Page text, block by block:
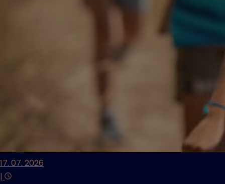
17. 07. 2026
|